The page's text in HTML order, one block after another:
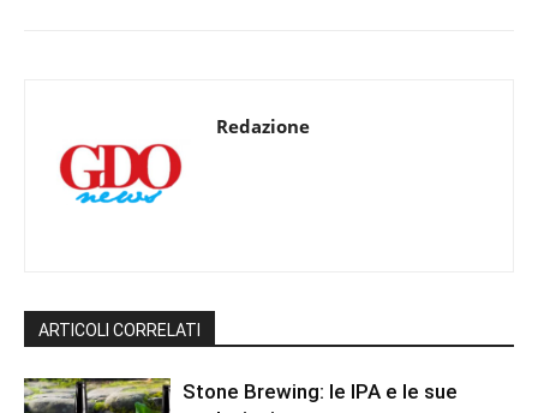
Redazione
ARTICOLI CORRELATI
Stone Brewing: le IPA e le sue